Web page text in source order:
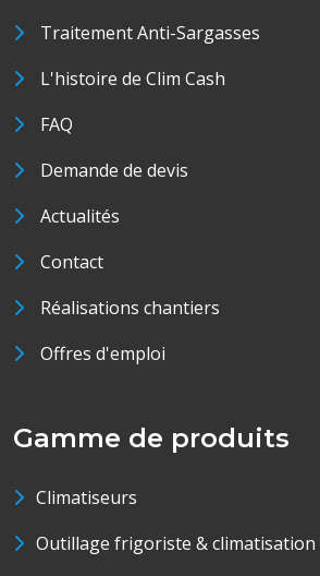
Traitement Anti-Sargasses
L'histoire de Clim Cash
FAQ
Demande de devis
Actualités
Contact
Réalisations chantiers
Offres d'emploi
Gamme de produits
Climatiseurs
Outillage frigoriste & climatisation